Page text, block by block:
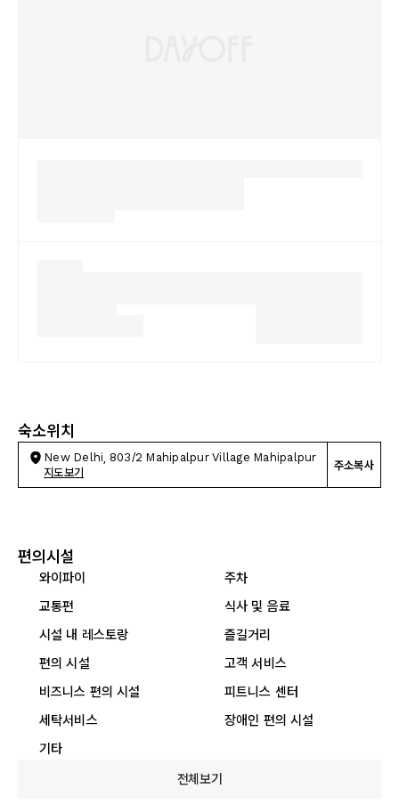
숙소위치
New Delhi, 803/2 Mahipalpur Village Mahipalpur
지도보기
주소복사
편의시설
와이파이
주차
교통편
식사 및 음료
시설 내 레스토랑
즐길거리
편의 시설
고객 서비스
비즈니스 편의 시설
피트니스 센터
세탁서비스
장애인 편의 시설
기타
전체보기